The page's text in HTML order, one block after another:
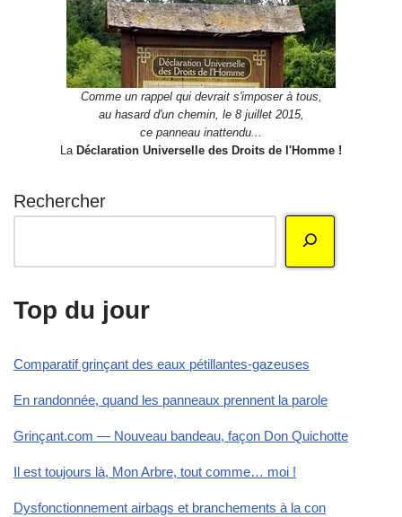
Comme un rappel qui devrait s'imposer à tous,
au hasard d'un chemin, le 8 juillet 2015,
ce panneau inattendu...
La Déclaration Universelle des Droits de l'Homme !
Rechercher
Top du jour
Comparatif grinçant des eaux pétillantes-gazeuses
En randonnée, quand les panneaux prennent la parole
Grinçant.com — Nouveau bandeau, façon Don Quichotte
Il est toujours là, Mon Arbre, tout comme… moi !
Dysfonctionnement airbags et branchements à la con